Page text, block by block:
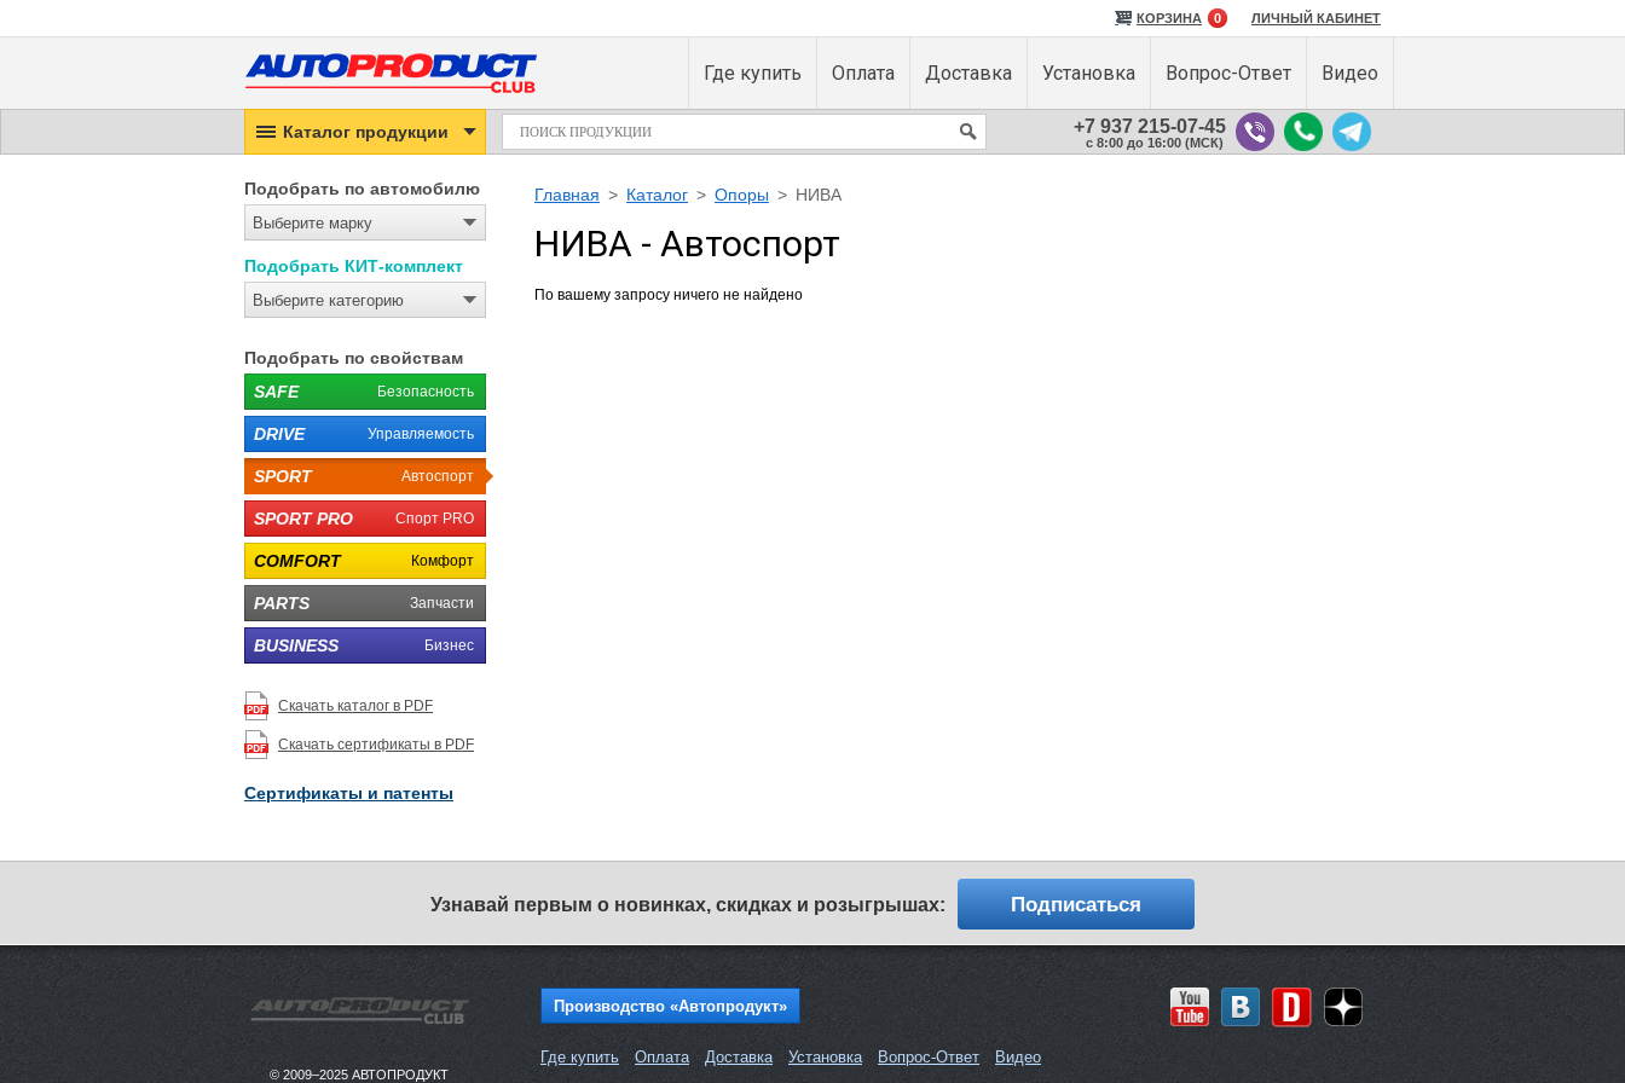
ЛИЧНЫЙ КАБИНЕТ
КОРЗИНА 0
Где купить Оплата Доставка Установка Вопрос-Ответ Видео
Каталог продукции +7 937 215-07-45
с 8:00 до 16:00 (МСК)
Подобрать по автомобилю
Выберите марку
Подобрать КИТ-комплект
Выберите категорию
Подобрать по свойствам
SAFE
Безопасность
DRIVE Управляемость
SPORT Автоспорт
SPORT PRO Спорт PRO
COMFORT Комфорт
PARTS Запчасти
BUSINESS Бизнес
Скачать каталог в PDF
Скачать сертификаты в PDF
Сертификаты и патенты
Главная > Каталог > Опоры > НИВА
НИВА - Автоспорт
По вашему запросу ничего не найдено
Узнавай первым о новинках, скидках и розыгрышах: Подписаться
Производство «Автопродукт»
Где купить Оплата Доставка Установка Вопрос-Ответ Видео
© 2009–2025 АВТОПРОДУКТ